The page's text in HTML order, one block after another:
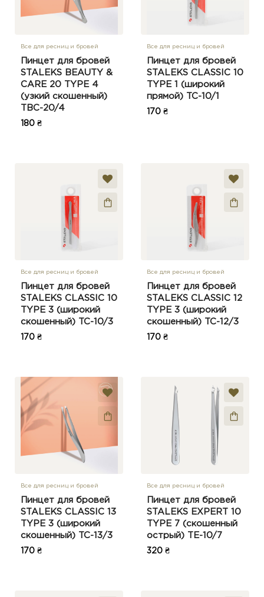
Все для ресниц и бровей
Пинцет для бровей
STALEKS BEAUTY &
CARE 20 TYPE 4
(узкий скошенный)
TBC-20/4
180 ₴
Все для ресниц и бровей
Пинцет для бровей
STALEKS CLASSIC 10
TYPE 1 (широкий
прямой) TC-10/1
170 ₴
Все для ресниц и бровей
Пинцет для бровей
STALEKS CLASSIC 10
TYPE 3 (широкий
скошенный) TC-10/3
170 ₴
Все для ресниц и бровей
Пинцет для бровей
STALEKS CLASSIC 12
TYPE 3 (широкий
скошенный) TC-12/3
170 ₴
Все для ресниц и бровей
Пинцет для бровей
STALEKS CLASSIC 13
TYPE 3 (широкий
скошенный) TC-13/3
170 ₴
Все для ресниц и бровей
Пинцет для бровей
STALEKS EXPERT 10
TYPE 7 (скошенный
острый) TE-10/7
320 ₴